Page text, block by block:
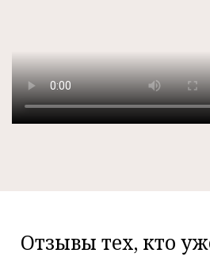
Отзывы тех, кто